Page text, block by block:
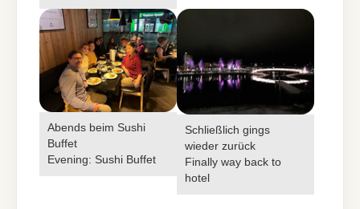
Abends beim Sushi
Buffet
Evening: Sushi Buffet
Schließlich gings
wieder zurück
Finally way back to
hotel